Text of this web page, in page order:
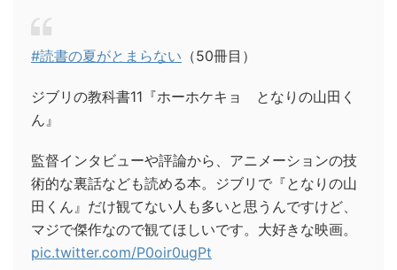
#読書の夏がとまらない （50冊目）
ジブリの教科書11『ホーホケキョ となりの山田く
ん』
監督インタビューや評論から、アニメーションの技
術的な裏話なども読める本。ジブリで『となりの山
田くん』だけ観てない人も多いと思うんですけど、
マジで傑作なので観てほしいです。大好きな映画。
pic.twitter.com/P0oir0ugPt